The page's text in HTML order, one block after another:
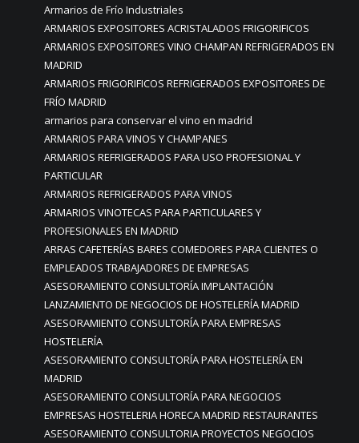
Armarios de Frío Industriales
ARMARIOS EXPOSITORES ACRISTALADOS FRIGORIFICOS
ARMARIOS EXPOSITORES VINO CHAMPAN REFRIGERADOS EN
MADRID
ARMARIOS FRIGORIFICOS REFRIGERADOS EXPOSITORES DE
FRÍO MADRID
armarios para conservar el vino en madrid
ARMARIOS PARA VINOS Y CHAMPANES
ARMARIOS REFRIGERADOS PARA USO PROFESIONAL Y
PARTICULAR
ARMARIOS REFRIGERADOS PARA VINOS
ARMARIOS VINOTECAS PARA PARTICULARES Y
PROFESIONALES EN MADRID
ARRAS CAFETERÍAS BARES COMEDORES PARA CLIENTES O
EMPLEADOS TRABAJADORES DE EMPRESAS
ASESORAMIENTO CONSULTORÍA IMPLANTACIÓN
LANZAMIENTO DE NEGOCIOS DE HOSTELERÍA MADRID
ASESORAMIENTO CONSULTORÍA PARA EMPRESAS
HOSTELERÍA
ASESORAMIENTO CONSULTORÍA PARA HOSTELERÍA EN
MADRID
ASESORAMIENTO CONSULTORÍA PARA NEGOCIOS
EMPRESAS HOSTELERIA HORECA MADRID RESTAURANTES
ASESORAMIENTO CONSULTORIA PROYECTOS NEGOCIOS